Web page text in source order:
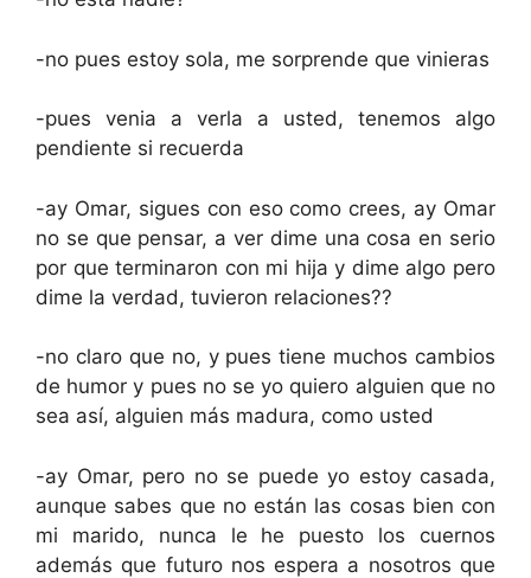
-no pues estoy sola, me sorprende que vinieras
-pues venia a verla a usted, tenemos algo
pendiente si recuerda
-ay Omar, sigues con eso como crees, ay Omar
no se que pensar, a ver dime una cosa en serio
por que terminaron con mi hija y dime algo pero
dime la verdad, tuvieron relaciones??
-no claro que no, y pues tiene muchos cambios
de humor y pues no se yo quiero alguien que no
sea así, alguien más madura, como usted
-ay Omar, pero no se puede yo estoy casada,
aunque sabes que no están las cosas bien con
mi marido, nunca le he puesto los cuernos
además que futuro nos espera a nosotros que